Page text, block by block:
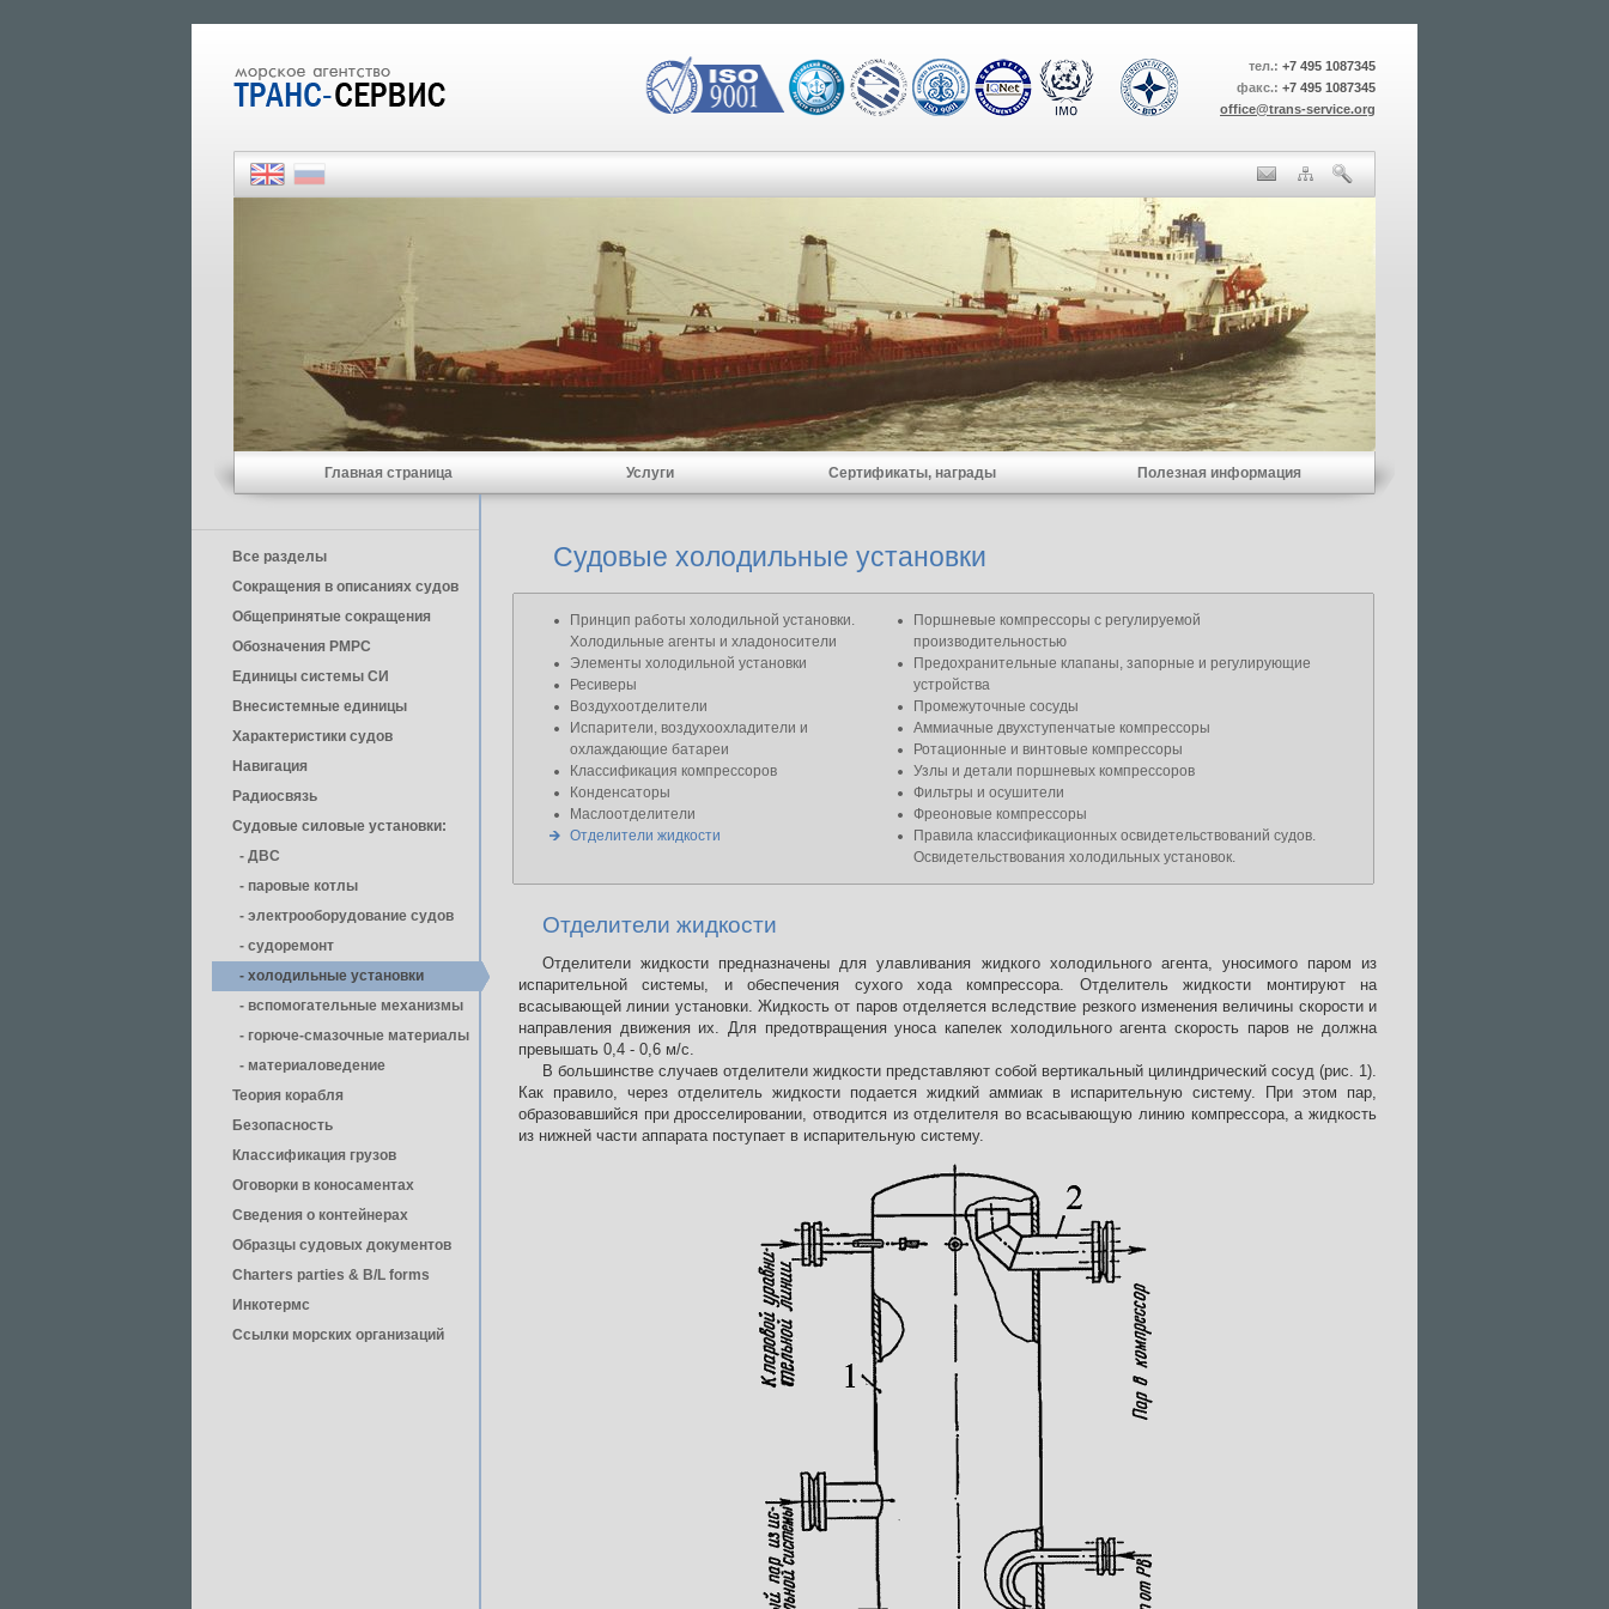
тел.: +7 495 1087345
факс.: +7 495 1087345
office@trans-service.org
Главная страница Услуги Сертификаты, награды Полезная информация
Все разделы
Сокращения в описаниях судов
Общепринятые сокращения
Обозначения РМРС
Единицы cистемы СИ
Внесистемные единицы
Характеристики судов
Навигация
Радиосвязь
Судовые силовые установки:
- ДВС
- паровые котлы
- электрооборудование судов
- cудоремонт
- холодильные установки
- вспомогательные механизмы
- горюче-смазочные материалы
- материаловедение
Теория корабля
Безопасность
Классификация грузов
Оговорки в коносаментах
Сведения о контейнерах
Образцы судовых документов
Charters parties & B/L forms
Инкотермс
Ссылки морских организаций
Судовые холодильные установки
Принцип работы холодильной установки.
Холодильные агенты и хладоносители
Элементы холодильной установки
Ресиверы
Воздухоотделители
Испарители, воздухоохладители и
охлаждающие батареи
Классификация компрессоров
Конденсаторы
Маслоотделители
Отделители жидкости
Поршневые компрессоры с регулируемой
производительностью
Предохранительные клапаны, запорные и регулирующие
устройства
Промежуточные сосуды
Аммиачные двухступенчатые компрессоры
Ротационные и винтовые компрессоры
Узлы и детали поршневых компрессоров
Фильтры и осушители
Фреоновые компрессоры
Правила классификационных освидетельствований судов.
Освидетельствования холодильных установок.
Отделители жидкости
Отделители жидкости предназначены для улавливания жидкого холодильного агента, уносимого паром из
испарительной системы, и обеспечения сухого хода компрессора. Отделитель жидкости монтируют на
всасывающей линии установки. Жидкость от паров отделяется вследствие резкого изменения величины скорости и
направления движения их. Для предотвращения уноса капелек холодильного агента скорость паров не должна
превышать 0,4 - 0,6 м/с.
В большинстве случаев отделители жидкости представляют собой вертикальный цилиндрический сосуд (рис. 1).
Как правило, через отделитель жидкости подается жидкий аммиак в испарительную систему. При этом пар,
образовавшийся при дросселировании, отводится из отделителя во всасывающую линию компрессора, а жидкость
из нижней части аппарата поступает в испарительную систему.